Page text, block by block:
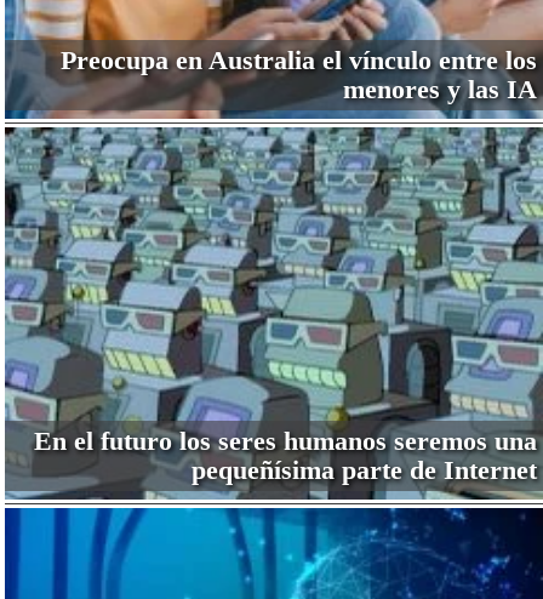
Preocupa en Australia el vínculo entre los
menores y las IA
En el futuro los seres humanos seremos una
pequeñísima parte de Internet